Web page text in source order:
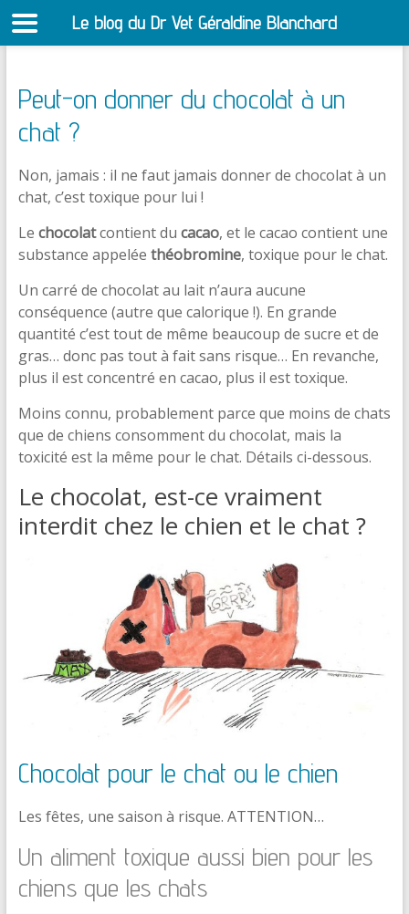
Peut-on donner du chocolat à un
chat ?
Non, jamais : il ne faut jamais donner de chocolat à un
chat, c’est toxique pour lui !
Le chocolatcontient du cacao, et le cacao contient une
substance appelée théobromine, toxique pour le chat.
Un carré de chocolat au lait n’aura aucune
conséquence (autre que calorique !). En grande
quantité c’est tout de même beaucoup de sucre et de
gras… donc pas tout à fait sans risque… En revanche,
plus il est concentré en cacao, plus il est toxique.
Moins connu, probablement parce que moins de chats
que de chiens consomment du chocolat, mais la
toxicité est la même pour le chat. Détails ci-dessous.
Le chocolat, est-ce vraiment
interdit chez le chien et le chat ?
Chocolat pour le chat ou le chien
Les fêtes, une saison à risque. ATTENTION…
Un aliment toxique aussi bien pour les
chiens que les chats
Le blog du Dr Vet Géraldine Blanchard